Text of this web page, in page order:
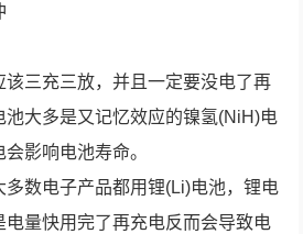
该三充三放，并且一定要没电了再
池大多是又记忆效应的镍氢(NiH)电
影响电池寿命。
多数电子产品都用锂(Li)电池，锂电
量快用完了再充电反而会导致电